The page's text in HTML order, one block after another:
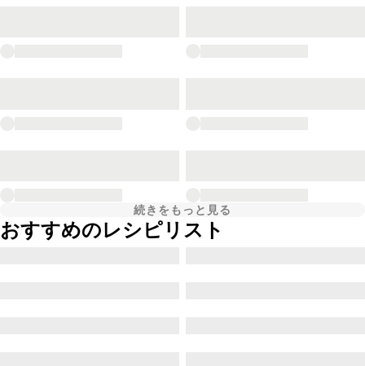
続きをもっと見る
おすすめのレシピリスト